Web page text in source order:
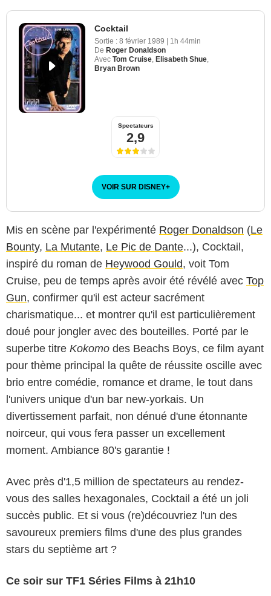
Cocktail
Sortie : 8 février 1989 | 1h 44min
De Roger Donaldson
Avec Tom Cruise Elisabeth Shue
Bryan Brown
Spectateurs
2,9
VOIR SUR DISNEY+
Mis en scène par l'expérimenté Roger Donaldson (Le
Bounty, La Mutante, Le Pic de Dante...), Cocktail,
inspiré du roman de Heywood Gould, voit Tom
Cruise, peu de temps après avoir été révélé avec Top
Gun, confirmer qu'il est acteur sacrément
charismatique... et montrer qu'il est particulièrement
doué pour jongler avec des bouteilles. Porté par le
superbe titre Kokomo des Beachs Boys, ce film ayant
pour thème principal la quête de réussite oscille avec
brio entre comédie, romance et drame, le tout dans
l'univers unique d'un bar new-yorkais. Un
divertissement parfait, non dénué d'une étonnante
noirceur, qui vous fera passer un excellement
moment. Ambiance 80's garantie !
Avec près d'1,5 million de spectateurs au rendez-
vous des salles hexagonales, Cocktail a été un joli
succès public. Et si vous (re)découvriez l'un des
savoureux premiers films d'une des plus grandes
stars du septième art ?
Ce soir sur TF1 Séries Films à 21h10